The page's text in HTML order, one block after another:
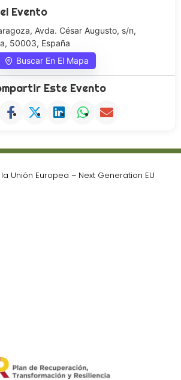
Evento
Avda. César Augusto, s/n,
50003, España
Buscar En El Mapa
Este Evento
Unión Europea – Next Generation EU